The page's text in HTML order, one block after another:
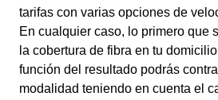
tarifas con varias opciones de
En cualquier caso, lo primero que
la cobertura de fibra en tu
función del resultado podrás
modalidad teniendo en cuenta el